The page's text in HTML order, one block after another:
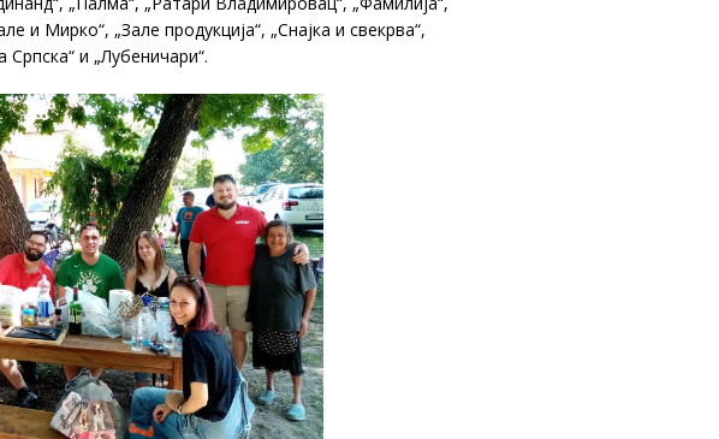
и Мирко“, „Зале продукција“, „Снајка и свекрва“,
и „Лубеничари“.